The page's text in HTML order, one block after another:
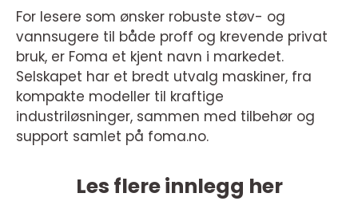
For lesere som ønsker robuste støv- og
vannsugere til både proff og krevende privat
bruk, er Foma et kjent navn i markedet.
Selskapet har et bredt utvalg maskiner, fra
kompakte modeller til kraftige
industriløsninger, sammen med tilbehør og
support samlet på foma.no.
Les flere innlegg her